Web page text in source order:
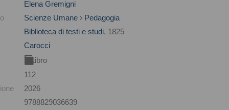
Elena Gremigni
Scienze Umane
Pedagogia
Biblioteca di testi e studi, 1825
Carocci
Libro
112
2026
9788829036639